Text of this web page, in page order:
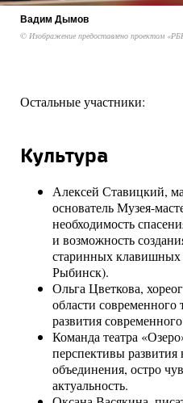
Вадим Дымов
© Изображение предоставлено проектом
Остальные участники:
Культура
Алексей Ставицкий,
основатель Музея-
необходимость
и возможность
старинных клавишных
Рыбинск).
Ольга Цветкова,
области
развития
Команда театра
перспективы развития
объединения, остро
актуальность.